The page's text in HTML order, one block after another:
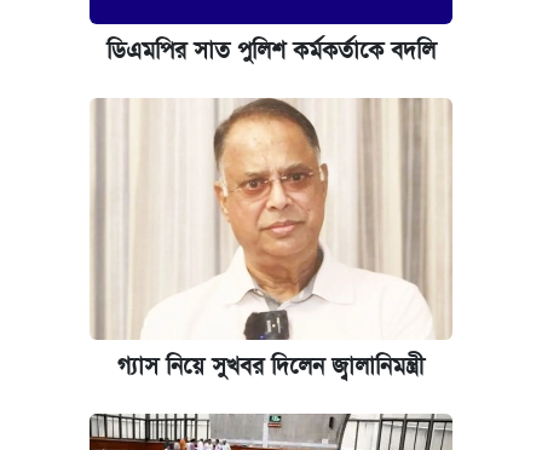
ইপিএস প্রকাশ করেছে ঢাকা ব্যাংক
আজকের বাজারে স্বর্ণের দাম (৪ আগস্ট)
নবম জাতীয় পে-স্কেল নিয়ে সর্বশেষ যা জানা গেল
ডিএমপির সাত পুলিশ কর্মকর্তাকে বদলি
গ্যাস নিয়ে সুখবর দিলেন জ্বালানিমন্ত্রী